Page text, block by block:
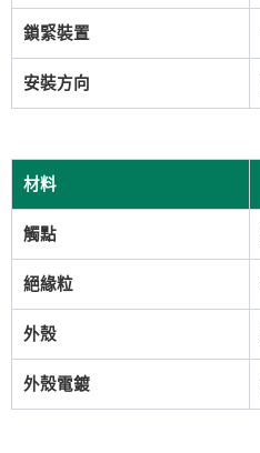
鎖緊裝置
安裝方向
材料
觸點
絕緣粒
外殼
外殼電鍍